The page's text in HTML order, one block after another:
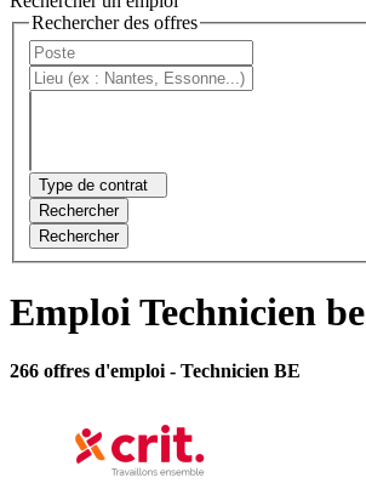
Rechercher des offres
Type de contrat
Rechercher
Rechercher
Emploi Technicien be
266 offres d'emploi - Technicien BE